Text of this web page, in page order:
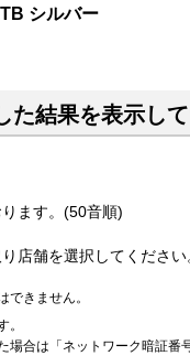
シルバー
た結果を表示し
ます。(50音順)
店舗を選択してください
できません。
。
場合は「ネットワーク暗証